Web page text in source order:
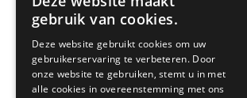
Je bent altijd
gebruik van cookies.
Deze website gebruikt cookies om uw
gebruikerservaring te verbeteren. Door
onze website te gebruiken, stemt u in met
alle cookies in overeenstemming met ons